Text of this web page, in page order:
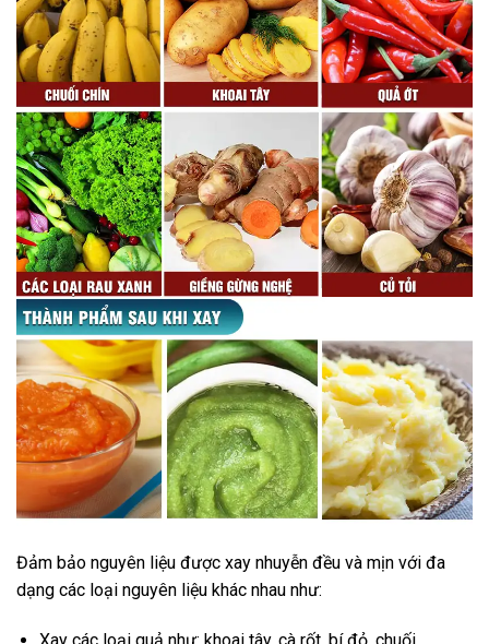
Đảm bảo nguyên liệu được xay nhuyễn đều và mịn với đa
dạng các loại nguyên liệu khác nhau như: